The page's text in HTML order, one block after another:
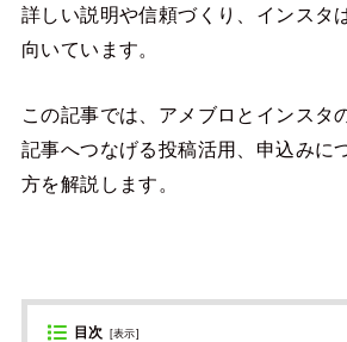
詳しい説明や信頼づくり、インスタ
向いています。
この記事では、アメブロとインスタ
記事へつなげる投稿活用、申込みに
方を解説します。
目次 [表示]